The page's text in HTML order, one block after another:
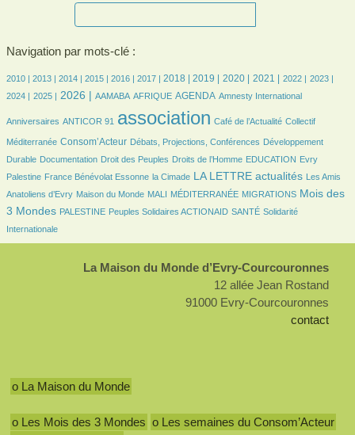
Navigation par mots-clé :
4/1598
2010 |
4/15982013 |
150/1598 2014 |
288/1598 2015 |
314/1598 2016 |
306/1598 2017 |
494/1598 2018 |
441/1598 2019 |
356/1598 2020 |
389/1598 2021 |
289/1598 2022 |
276/1598 2023 |
274/1598
2024 |
299/1598
2025 |
562/1598 2026 |
41/1598 AAMABA
106/1598 AFRIQUE
350/1598 AGENDA
4/1598 Amnesty International
16/1598
Anniversaires ANTICOR 91 association Café de l’Actualité Collectif
Méditerranée
543/1598 Consom’Acteur
104/1598 Débats, Projections, Conférences
89/1598
Développement
Durable
32/1598Documentation
16/1598 Droit des Peuples
103/1598 Droits de l’Homme
23/1598 EDUCATION
7/1598
Evry
Palestine
88/1598France Bénévolat Essonne
16/1598 la Cimade
562/1598 LA LETTRE actualités
16/1598
Les Amis
Anatoliens d’Evry
52/1598 Maison du Monde
12/1598 MALI
4/1598 MÉDITERRANÉE
82/1598 MIGRATIONS
594/1598
Mois des
3 Mondes
63/1598 PALESTINE
71/1598 Peuples Solidaires ACTIONAID
90/1598 SANTÉ
144/1598
Solidarité
Internationale
La Maison du Monde d’Evry-Courcouronnes
12 allée Jean Rostand
91000 Evry-Courcouronnes
contact
o La Maison du Monde
o Les Mois des 3 Mondes o Les semaines du Consom’Acteur